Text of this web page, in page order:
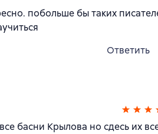
побольше бы таких
Ответить
басни Крылова но сдесь их